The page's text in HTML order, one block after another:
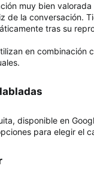
muy bien
de la conversación.
tras su
en
disponible en
para elegir el